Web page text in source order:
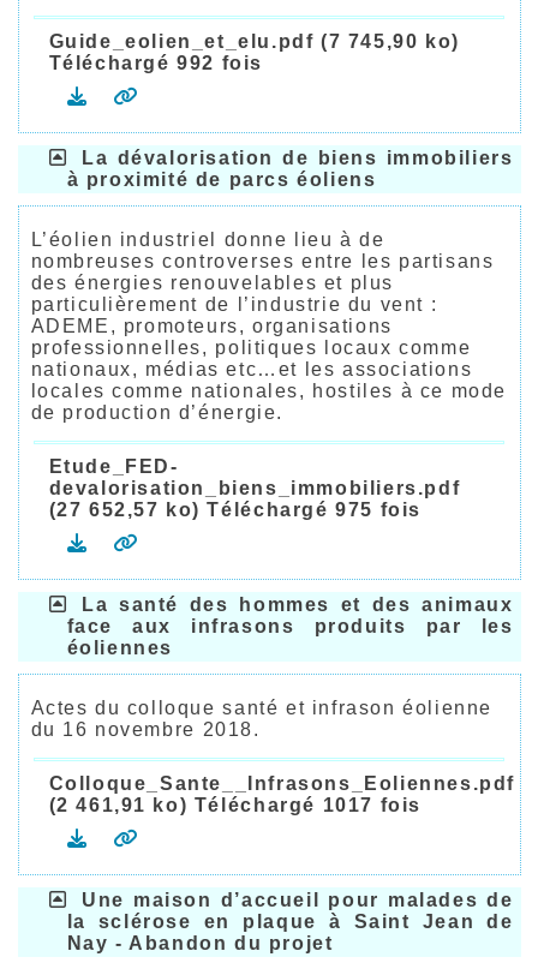
Guide_eolien_et_elu.pdf (7 745,90 ko)
Téléchargé 992 fois
La dévalorisation de biens immobiliers
à proximité de parcs éoliens
L’éolien industriel donne lieu à de
nombreuses controverses entre les partisans
des énergies renouvelables et plus
particulièrement de l’industrie du vent :
ADEME, promoteurs, organisations
professionnelles, politiques locaux comme
nationaux, médias etc…et les associations
locales comme nationales, hostiles à ce mode
de production d’énergie.
Etude_FED-
devalorisation_biens_immobiliers.pdf
(27 652,57 ko) Téléchargé 975 fois
La santé des hommes et des animaux
face aux infrasons produits par les
éoliennes
Actes du colloque santé et infrason éolienne
du 16 novembre 2018.
Colloque_Sante__Infrasons_Eoliennes.pdf
(2 461,91 ko) Téléchargé 1017 fois
Une maison d’accueil pour malades de
la sclérose en plaque à Saint Jean de
Nay - Abandon du projet